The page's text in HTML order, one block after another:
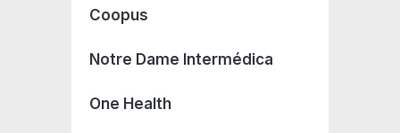
Coopus
Notre Dame Intermédica
One Health